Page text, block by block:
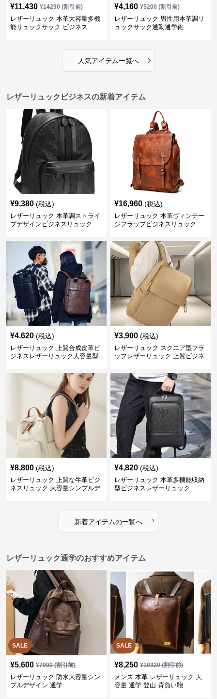
¥11,430 ¥14290(割引前)
レザーリュック 本革大容量多機
能リュックサック ビジネス
¥4,160 ¥5200(割引前)
レザーリュック 男性用本革調リ
ュックサック通勤通学鞄
人気アイテム一覧へ ›
レザーリュックビジネスの新着アイテム
¥9,380 (税込)
レザーリュック 本革調ストライ
プデザインビジネスリュック
¥16,960 (税込)
レザーリュック 本革ヴィンテー
ジフラップビジネスリュック
¥4,620 (税込)
レザーリュック 上質合成皮革ビ
ジネスレザーリュック大容量型
¥3,900 (税込)
レザーリュック スクエア型フラ
ップレザーリュック 上質ビジネ
¥8,800 (税込)
レザーリュック 上質な牛革ビジ
ネスリュック 大容量シンプルデ
¥4,820 (税込)
レザーリュック 本革多機能収納
型ビジネスレザーリュック
新着アイテムの一覧へ ›
レザーリュック通学のおすすめアイテム
SALE
¥5,600 ¥7000(割引前)
レザーリュック 防水大容量シン
プルデザイン 通学
SALE
¥8,250 ¥10320(割引前)
メンズ 本革 レザーリュック 大
容量 通学 登山 背負い鞄